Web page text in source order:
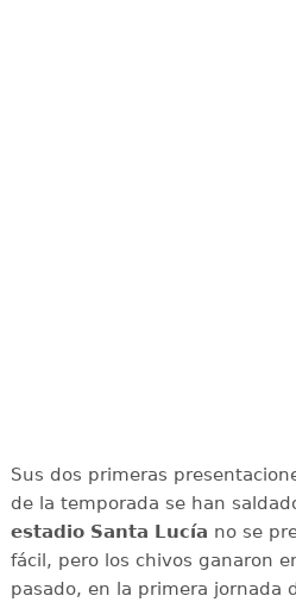
Sus dos primeras
de la temporada se han
estadio Santa Lucía no se
fácil, pero los chivos ganaron
pasado, en la primera jornada